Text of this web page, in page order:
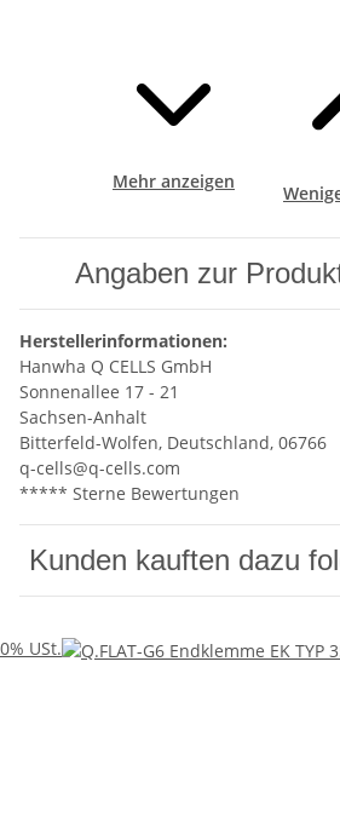
Mehr anzeigen
Angaben zur
Herstellerinformationen:
Hanwha Q CELLS GmbH
Sonnenallee 17 - 21
Sachsen-Anhalt
Bitterfeld-Wolfen, Deutschland, 06766
q-cells@q-cells.com
***** Sterne Bewertungen
Kunden kauften dazu
0% USt.